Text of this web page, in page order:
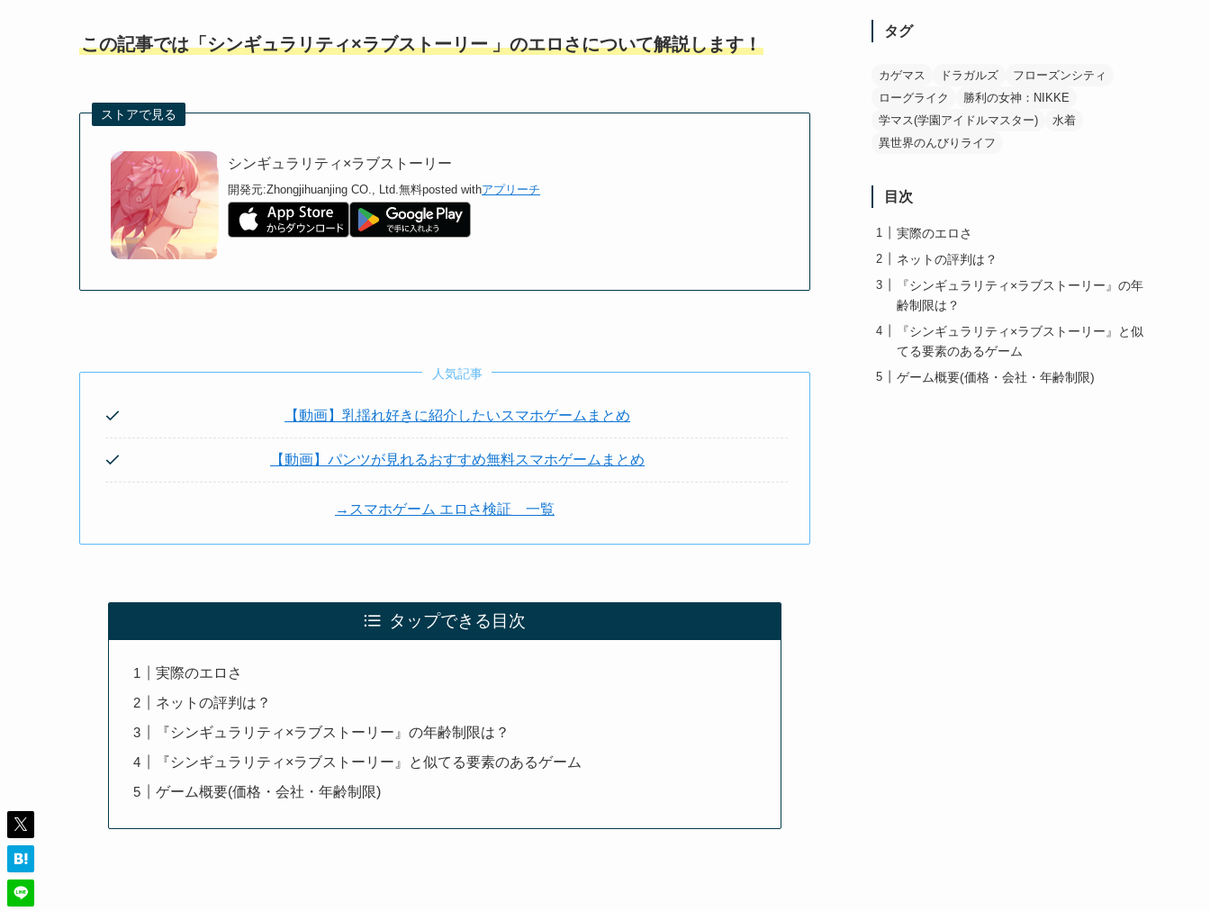
この記事では「シンギュラリティ×ラブストーリー」のエロさについて解説します！
ストアで見る
シンギュラリティ×ラブストーリー
開発元:Zhongjihuanjing CO., Ltd. 無料posted withアプリーチ
人気記事
【動画】乳揺れ好きに紹介したいスマホゲームまとめ
【動画】パンツが見れるおすすめ無料スマホゲームまとめ
→スマホゲーム エロさ検証 一覧
タップできる目次
実際のエロさ
ネットの評判は？
『シンギュラリティ×ラブストーリー』の年齢制限は？
『シンギュラリティ×ラブストーリー』と似てる要素のあるゲーム
ゲーム概要(価格・会社・年齢制限)
タグ
カゲマス ドラガルズ
フローズンシティ
ローグライク
勝利の女神：NIKKE
学マス(学園アイドルマスター)
水着
異世界のんびりライフ
目次
実際のエロさ
ネットの評判は？
『シンギュラリティ×ラブストーリー』の年
齢制限は？
『シンギュラリティ×ラブストーリー』と似
てる要素のあるゲーム
ゲーム概要(価格・会社・年齢制限)